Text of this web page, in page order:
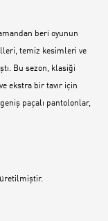
beri oyunun
temiz kesimleri ve
Bu sezon, klasiği
ekstra bir tavır için
paçalı pantolonlar,